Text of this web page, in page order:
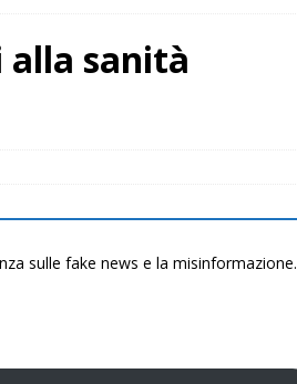
alla sanità
sulle fake news e la misinformazione.